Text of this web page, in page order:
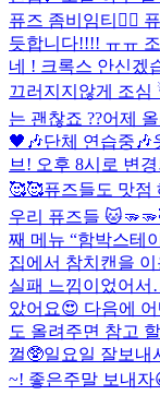
퓨즈 좀비임티🧟‍♂️
듯합니다!!!! ㅠㅠ
네 ! 크록스 안신겠
끄러지지않게 조심
는 괜찮죠 ??어제
🖤🎶단체 연습중🎶
브! 오후 8시로 변
🥰🥰퓨즈들도 맛
우리 퓨즈들
째 메뉴 “함박스테
집에서 참치캔을
실패 느낌이었어
았어요😍 다음에
도 올려주면 참고
껄🥸일요일 잘보내
~! 좋은주말 보내자